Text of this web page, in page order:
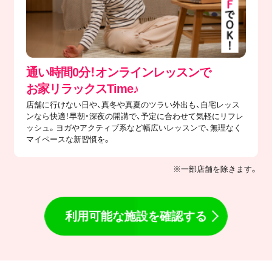
通い時間0分！オンラインレッスンで
​お家リラックスTime♪
店舗に行けない日や、真冬や真夏のツラい外出も、自宅レッス
ンなら快適！早朝・深夜の開講で、予定に合わせて気軽にリフレ
ッシュ。ヨガやアクティブ系など幅広いレッスンで、無理なく
マイペースな新習慣を。
※一部店舗を除きます。
利用可能な施設を確認する